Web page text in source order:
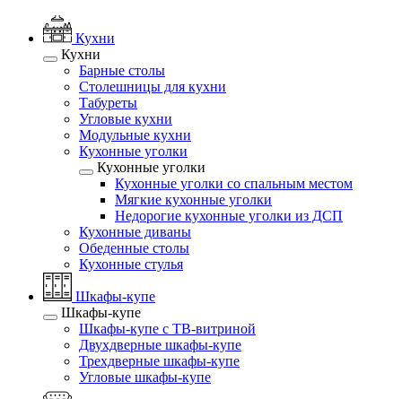
Кухни
Кухни
Барные столы
Столешницы для кухни
Табуреты
Угловые кухни
Модульные кухни
Кухонные уголки
Кухонные уголки
Кухонные уголки со спальным местом
Мягкие кухонные уголки
Недорогие кухонные уголки из ДСП
Кухонные диваны
Обеденные столы
Кухонные стулья
Шкафы-купе
Шкафы-купе
Шкафы-купе с ТВ-витриной
Двухдверные шкафы-купе
Трехдверные шкафы-купе
Угловые шкафы-купе